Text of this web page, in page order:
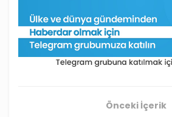
Önceki İçerik